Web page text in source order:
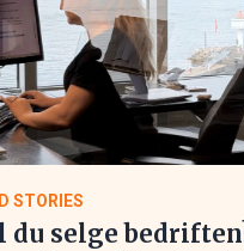
STORIES
du selge